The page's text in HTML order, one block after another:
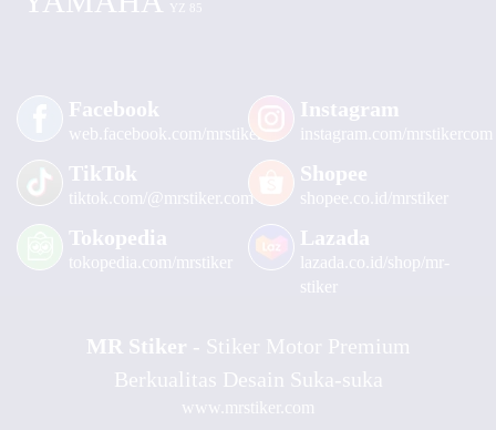
YZ 85
Facebook
web.facebook.com/mrstiker
Instagram
instagram.com/mrstikercom
TikTok
tiktok.com/@mrstiker.com
Shopee
shopee.co.id/mrstiker
Tokopedia
tokopedia.com/mrstiker
Lazada
lazada.co.id/shop/mr-
stiker
MR Stiker - Stiker Motor Premium
Berkualitas Desain Suka-suka
www.mrstiker.com